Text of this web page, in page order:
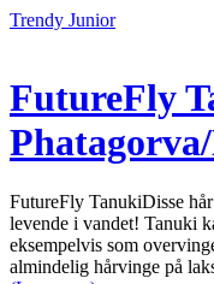
Trendy Junior
FutureFly
FutureFly TanukiDisse
levende i vandet! Tanuki
eksempelvis som
almindelig hårvinge på